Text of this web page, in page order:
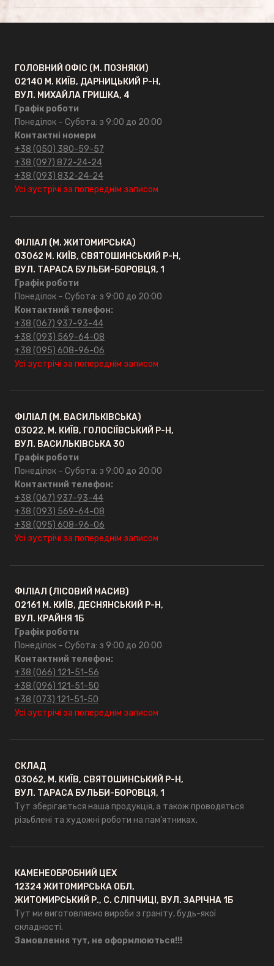
Про компанію
FAQ
ОПТ
Контакти
ГОЛОВНИЙ ОФІС (М. ПОЗНЯКИ)
02140 М. КИЇВ, ДАРНИЦЬКИЙ Р-Н,
ВУЛ. МИХАЙЛА ГРИШКА, 4
Графік роботи
Понеділок – Субота: з 9:00 до 20:00
Контактні номери
+38 (050) 380-59-57
+38 (097) 872-24-24
+38 (093) 832-24-24
Усі зустрічі за попереднім записом
ФІЛІАЛ (М. ЖИТОМИРСЬКА)
03062 М. КИЇВ, СВЯТОШИНСЬКИЙ Р-Н,
ВУЛ. ТАРАСА БУЛЬБИ-БОРОВЦЯ, 1
Графік роботи
Понеділок – Субота: з 9:00 до 20:00
Контактний телефон:
+38 (067) 937-93-44
+38 (093) 569-64-08
+38 (095) 608-96-06
Усі зустрічі за попереднім записом
ФІЛІАЛ (М. ВАСИЛЬКІВСЬКА)
03022, М. КИЇВ, ГОЛОСІЇВСЬКИЙ Р-Н,
ВУЛ. ВАСИЛЬКІВСЬКА 30
Графік роботи
Понеділок – Субота: з 9:00 до 20:00
Контактний телефон:
+38 (067) 937-93-44
+38 (093) 569-64-08
+38 (095) 608-96-06
Усі зустрічі за попереднім записом
ФІЛІАЛ (ЛІСОВИЙ МАСИВ)
02161 М. КИЇВ, ДЕСНЯНСЬКИЙ Р-Н,
ВУЛ. КРАЙНЯ 1Б
Графік роботи
Понеділок – Субота: з 9:00 до 20:00
Контактний телефон:
+38 (066) 121-51-56
+38 (096) 121-51-50
+38 (073) 121-51-50
Усі зустрічі за попереднім записом
СКЛАД
03062, М. КИЇВ, СВЯТОШИНСЬКИЙ Р-Н,
ВУЛ. ТАРАСА БУЛЬБИ-БОРОВЦЯ, 1
Тут зберігається наша продукція, а також проводяться
різьблені та художні роботи на пам’ятниках.
КАМЕНЕОБРОБНИЙ ЦЕХ
12324 ЖИТОМИРСЬКА ОБЛ,
ЖИТОМИРСЬКИЙ Р., С. СЛІПЧИЦІ, ВУЛ. ЗАРІЧНА 1Б
Тут ми виготовляємо вироби з граніту, будь-якої
складності.
Замовлення тут, не оформлюються!!!